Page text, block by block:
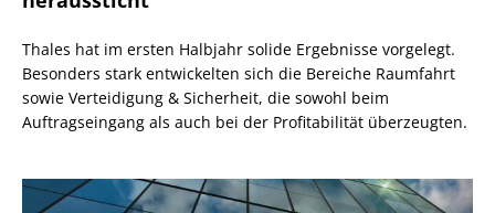
Thales hat im ersten Halbjahr solide Ergebnisse vorgelegt.
Besonders stark entwickelten sich die Bereiche Raumfahrt
sowie Verteidigung & Sicherheit, die sowohl beim
Auftragseingang als auch bei der Profitabilität überzeugten.